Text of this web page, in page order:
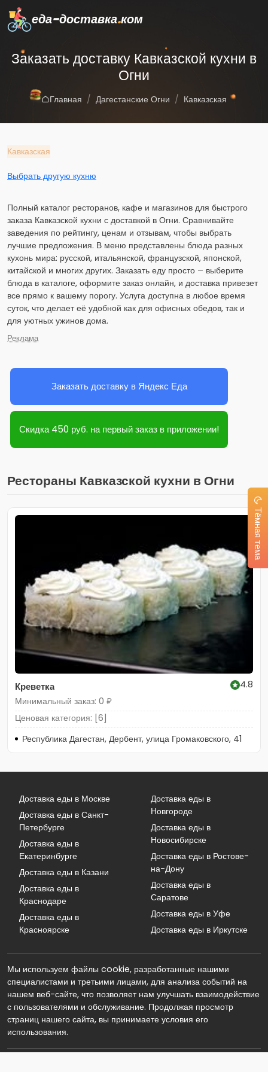
еда-доставка.ком
Заказать доставку Кавказской кухни в
Огни
Главная Дагестанские Огни Кавказская
Кавказская
Выбрать другую кухню
Полный каталог ресторанов, кафе и магазинов для быстрого
заказа Кавказской кухни с доставкой в Огни. Сравнивайте
заведения по рейтингу, ценам и отзывам, чтобы выбрать
лучшие предложения. В меню представлены блюда разных
кухонь мира: русской, итальянской, французской, японской,
китайской и многих других. Заказать еду просто – выберите
блюда в каталоге, оформите заказ онлайн, и доставка привезет
все прямо к вашему порогу. Услуга доступна в любое время
суток, что делает её удобной как для офисных обедов, так и
для уютных ужинов дома.
Реклама
Заказать доставку в Яндекс Еда
Скидка 450 руб. на первый заказ в приложении!
Рестораны Кавказской кухни в Огни
Креветка
4.8
Минимальный заказ: 0 ₽
Ценовая категория: [6]
Республика Дагестан, Дербент, улица Громаковского, 41
Доставка еды в Москве
Доставка еды в Санкт-
Петербурге
Доставка еды в
Екатеринбурге
Доставка еды в Казани
Доставка еды в
Краснодаре
Доставка еды в
Красноярске
Доставка еды в
Новгороде
Доставка еды в
Новосибирске
Доставка еды в Ростове-
на-Дону
Доставка еды в
Саратове
Доставка еды в Уфе
Доставка еды в Иркутске
Мы используем файлы cookie, разработанные нашими
специалистами и третьими лицами, для анализа событий на
нашем веб-сайте, что позволяет нам улучшать взаимодействие
с пользователями и обслуживание. Продолжая просмотр
страниц нашего сайта, вы принимаете условия его
использования.
Тёмная тема